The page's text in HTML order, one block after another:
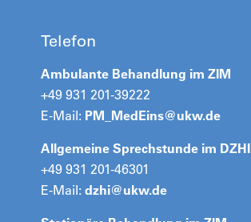
Telefon
Ambulante Behandlung im ZIM
+49 931 201-39222
E-Mail: PM_MedEins@ukw.de
Allgemeine Sprechstunde im DZHI
+49 931 201-46301
E-Mail:dzhi@ukw.de